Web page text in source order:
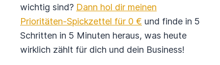
wichtig sind? Dann hol dir meinen
Prioritäten-Spickzettel für 0 € und finde in 5
Schritten in 5 Minuten heraus, was heute
wirklich zählt für dich und dein Business!